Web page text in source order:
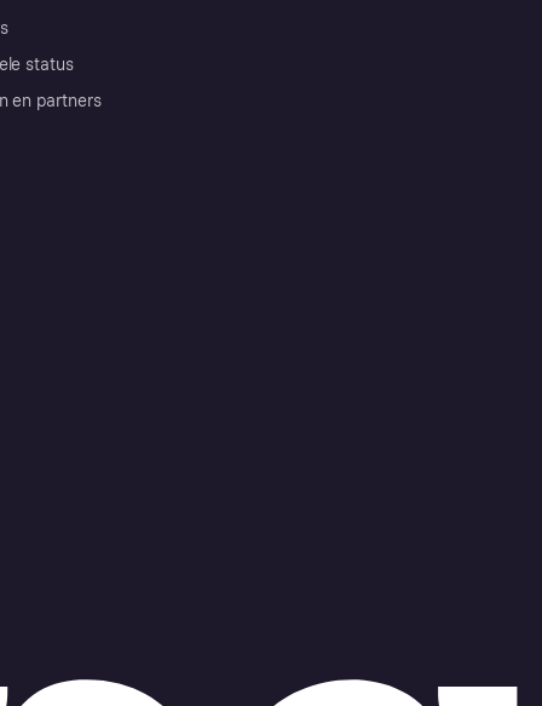
status
en partners